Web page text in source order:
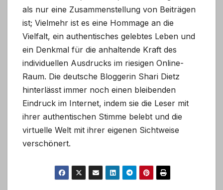
als nur eine Zusammenstellung von Beiträgen
ist; Vielmehr ist es eine Hommage an die
Vielfalt, ein authentisches gelebtes Leben und
ein Denkmal für die anhaltende Kraft des
individuellen Ausdrucks im riesigen Online-
Raum. Die deutsche Bloggerin Shari Dietz
hinterlässt immer noch einen bleibenden
Eindruck im Internet, indem sie die Leser mit
ihrer authentischen Stimme belebt und die
virtuelle Welt mit ihrer eigenen Sichtweise
verschönert.